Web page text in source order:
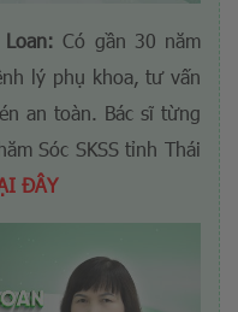
Có gần 30 năm
lý phụ khoa, tư vấn
an toàn. Bác sĩ từng
Sóc SKSS tỉnh Thái
ĐÂY